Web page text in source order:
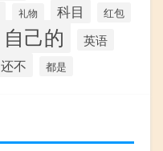
礼物 科目 红包
自己的 英语
还不 都是